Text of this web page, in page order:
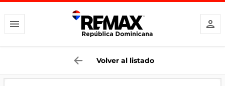
Volver al listado